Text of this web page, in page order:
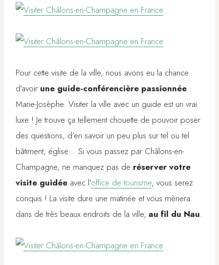
Pour cette visite de la ville, nous avons eu la chance
d’avoir une guide-conférencière passionnée :
Marie-Josèphe. Visiter la ville avec un guide est un vrai
luxe ! Je trouve ça tellement chouette de pouvoir poser
des questions, d’en savoir un peu plus sur tel ou tel
bâtiment, église… Si vous passez par Châlons-en-
Champagne, ne manquez pas de réserver votre
visite guidée avec l’office de tourisme, vous serez
conquis ! La visite dure une matinée et vous mènera
dans de très beaux endroits de la ville, au fil du Nau.